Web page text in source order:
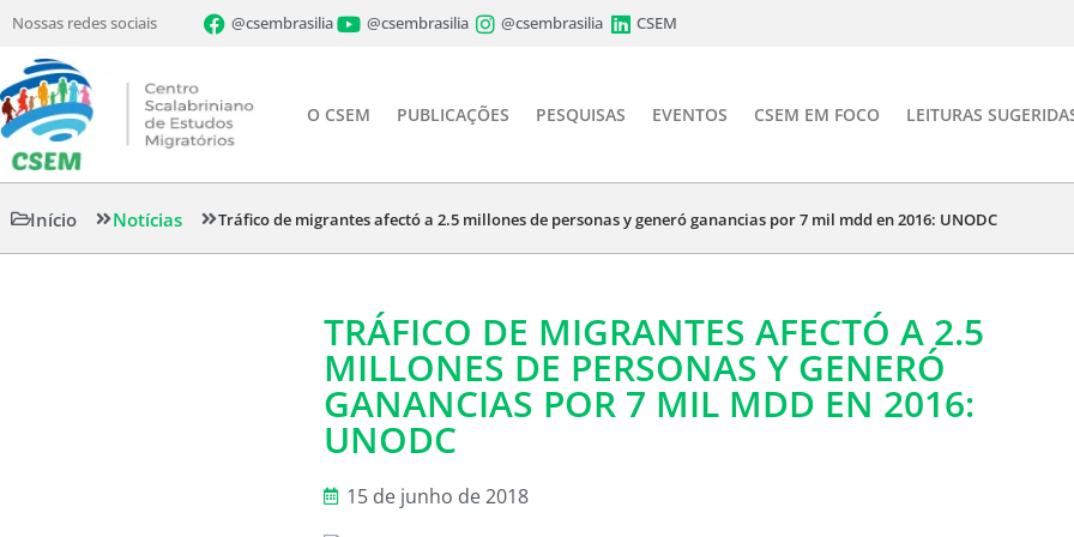
Nossas redes sociais @csembrasilia @csembrasilia @csembrasilia CSEM
O CSEM PUBLICAÇÕES PESQUISAS EVENTOS CSEM EM FOCO LEITURAS
Início Notícias Tráfico de migrantes afectó a 2.5 millones de personas y generó ganancias por 7 mil mdd en 2016: UNODC
TRÁFICO DE MIGRANTES AFECTÓ A 2.5
MILLONES DE PERSONAS Y GENERÓ
GANANCIAS POR 7 MIL MDD EN 2016:
UNODC
15 de junho de 2018